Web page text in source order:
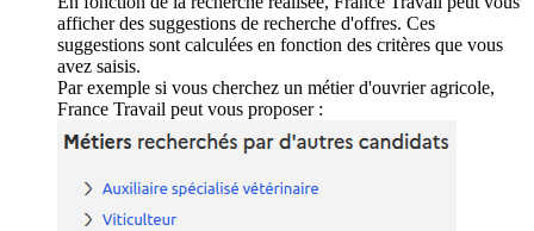
afficher des suggestions de recherche d'offres. Ces
suggestions sont calculées en fonction des critères que vous
avez saisis.
Par exemple si vous cherchez un métier d'ouvrier agricole,
France Travail peut vous proposer :